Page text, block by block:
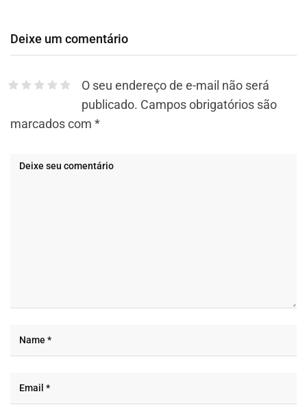
Deixe um comentário
O seu endereço de e-mail não será
publicado. Campos obrigatórios são
marcados com *